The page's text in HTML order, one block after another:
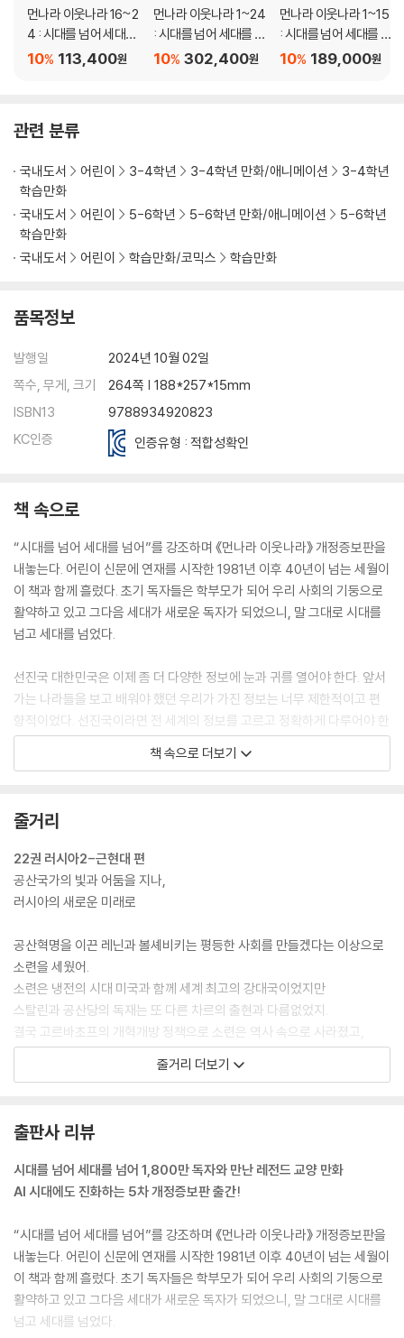
먼나라 이웃나라 16~2
4 : 시대를 넘어 세대를
넘어 B세트113,400원
10%
먼나라 이웃나라 1~24
: 시대를 넘어 세대를 넘
어 C세트302,400원
10%
먼나라 이웃나라 1~15
: 시대를 넘어 세대를 넘
어 A세트189,000원
10%
관련 분류
국내도서 어린이 3-4학년 3-4학년 만화/애니메이션
3-4학년
학습만화
국내도서
어린이 5-6학년 5-6학년 만화/애니메이션
5-6학년
학습만화
국내도서
어린이 학습만화/코믹스 학습만화
품목정보
발행일
2024년 10월 02일
쪽수, 무게, 크기
264쪽 | 188*257*15mm
ISBN13
9788934920823
KC인증
인증유형 : 적합성확인
책 속으로
“시대를 넘어 세대를 넘어”를 강조하며 《먼나라 이웃나라》 개정증보판을
내놓는다. 어린이 신문에 연재를 시작한 1981년 이후 40년이 넘는 세월이
이 책과 함께 흘렀다. 초기 독자들은 학부모가 되어 우리 사회의 기둥으로
활약하고 있고 그다음 세대가 새로운 독자가 되었으니, 말 그대로 시대를
넘고 세대를 넘었다.
선진국 대한민국은 이제 좀 더 다양한 정보에 눈과 귀를 열어야 한다. 앞서
가는 나라들을 보고 배워야 했던 우리가 가진 정보는 너무 제한적이고 편
향적이었다. 선진국이라면 전 세계의 정보를 고르고 정확하게 다루어야 한
다. 220개가 넘는 나라에 수출하는 우리가 과연 얼마나 많은 나라에 대해
알고 있는지 생각해봐야 한다.
선진국으로 나아갈 것인가를 논의하고 토론해야 할 때라고 본다. 이를 위
해 이 책에서 세계의 다양한 역사와 정보를 제공하려고 노력했다.
이번 개정증보판의 특징은 각 나라의 역사와 오늘의 상황을 요약한 ‘하이
하며 복습하기에 알맞을 것이다.
_2024년 개정증보판을 내며
--- 본문 중에서
책 속으로 더보기
줄거리
22권 러시아2-근현대 편
공산국가의 빛과 어둠을 지나,
러시아의 새로운 미래로
공산혁명을 이끈 레닌과 볼셰비키는 평등한 사회를 만들겠다는 이상으로
소련을 세웠어.
소련은 냉전의 시대 미국과 함께 세계 최고의 강대국이었지만
스탈린과 공산당의 독재는 또 다른 차르의 출현과 다름없었지.
결국 고르바초프의 개혁개방 정책으로 소련은 역사 속으로 사라졌고,
오늘의 러시아는 푸틴의 강력한 리더십 아래 새로운 미래를 모색하고 있
줄거리 더보기
출판사 리뷰
시대를 넘어 세대를 넘어 1,800만 독자와 만난 레전드 교양 만화
AI 시대에도 진화하는 5차 개정증보판 출간!
“시대를 넘어 세대를 넘어”를 강조하며 《먼나라 이웃나라》 개정증보판을
내놓는다. 어린이 신문에 연재를 시작한 1981년 이후 40년이 넘는 세월이
이 책과 함께 흘렀다. 초기 독자들은 학부모가 되어 우리 사회의 기둥으로
활약하고 있고 그다음 세대가 새로운 독자가 되었으니, 말 그대로 시대를
넘고 세대를 넘었다.